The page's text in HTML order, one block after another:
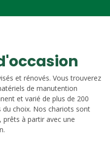
et rénovés. Vous trouverez
de manutention
et varié de plus de 200
du choix. Nos chariots sont
prêts à partir avec une